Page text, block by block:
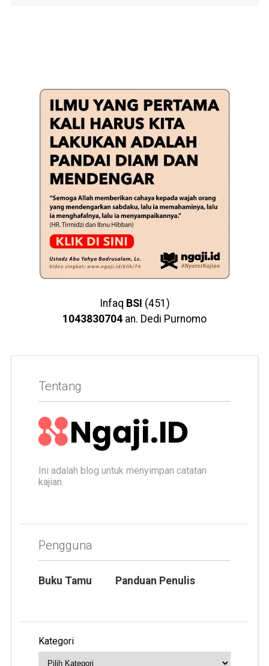
Infaq BSI (451)
1043830704 an. Dedi Purnomo
Tentang
Ini adalah blog untuk menyimpan catatan
kajian.
Pengguna
Buku Tamu Panduan Penulis
Kategori